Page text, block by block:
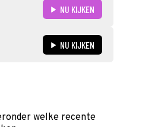
NU KIJKEN
NU KIJKEN
welke recente